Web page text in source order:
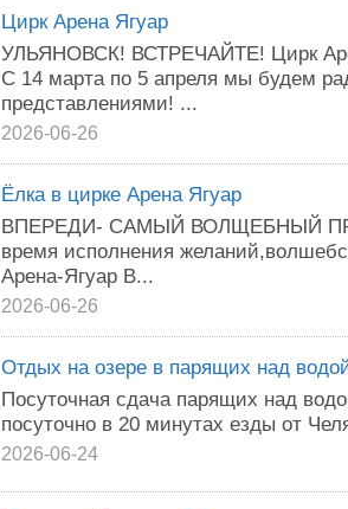
Цирк Арена Ягуар
УЛЬЯНОВСК! ВСТРЕЧАЙТЕ! Цирк
С 14 марта по 5 апреля мы будем
представлениями! ...
2026-06-26
Ёлка в цирке Арена Ягуар
ВПЕРЕДИ- САМЫЙ ВОЛЩЕБНЫЙ
время исполнения
Арена-Ягуар В...
2026-06-26
Отдых на озере в парящих над
Посуточная сдача парящих над
посуточно в 20 минутах езды от
2026-06-24